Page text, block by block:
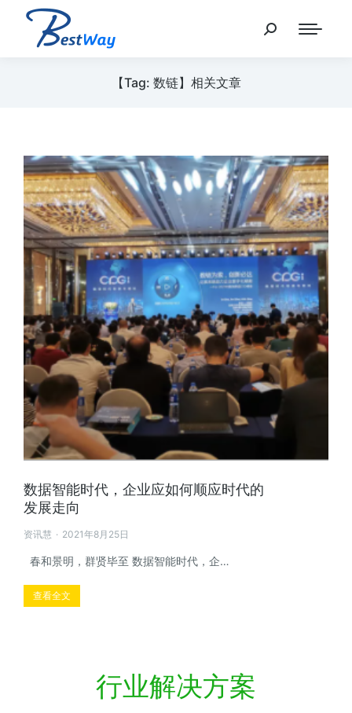
【Tag: 数链】相关文章
数据智能时代，企业应如何顺应时代的
发展走向
资讯慧 2021年8月25日
春和景明，群贤毕至 数据智能时代，企…
查看全文
行业解决方案